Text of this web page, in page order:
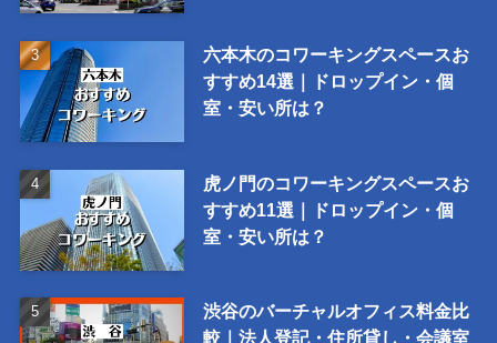
六本木のコワーキングスペースお
すすめ14選｜ドロップイン・個
室・安い所は？
虎ノ門のコワーキングスペースお
すすめ11選｜ドロップイン・個
室・安い所は？
渋谷のバーチャルオフィス料金比
較｜法人登記・住所貸し・会議室